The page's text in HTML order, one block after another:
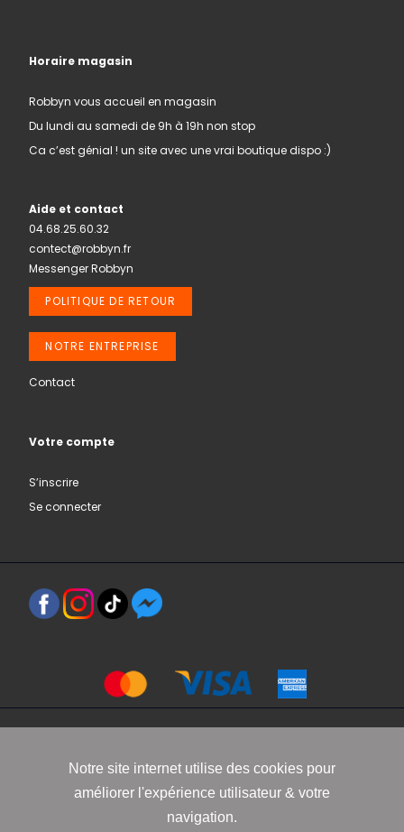
Horaire magasin
Robbyn vous accueil en magasin
Du lundi au samedi de 9h à 19h non stop
Ca c’est génial ! un site avec une vrai boutique dispo :)
Aide et contact
04.68.25.60.32
contect@robbyn.fr
Messenger Robbyn
POLITIQUE DE RETOUR
NOTRE ENTREPRISE
Contact
Votre compte
S’inscrire
Se connecter
Conditions générales de vente
Notre site internet utilise des cookies pour
améliorer l'expérience utilisateur & votre
navigation.